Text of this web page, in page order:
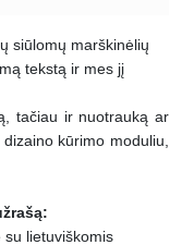
siūlomų marškinėlių
tekstą ir mes jį
tačiau ir nuotrauką ar
kūrimo moduliu,
su lietuviškomis